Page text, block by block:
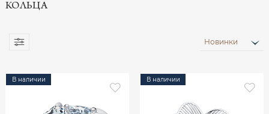
КОЛЬЦА
Новинки
В наличии В наличии